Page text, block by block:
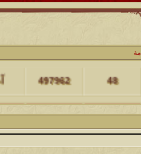
مشاركات المشاهدات
مشاركات المشاهدات
17
231544